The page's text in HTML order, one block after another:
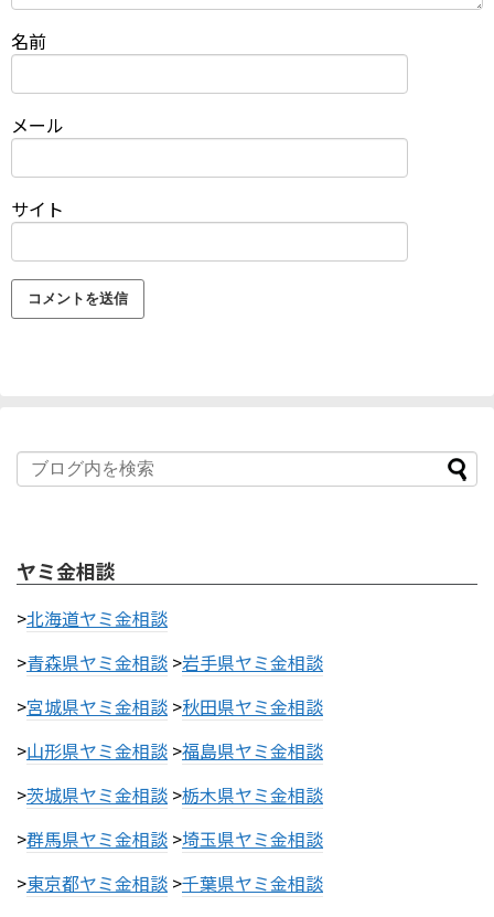
名前
メール
サイト
ヤミ金相談
>北海道ヤミ金相談
>青森県ヤミ金相談 >岩手県ヤミ金相談
>宮城県ヤミ金相談 >秋田県ヤミ金相談
>山形県ヤミ金相談 >福島県ヤミ金相談
>茨城県ヤミ金相談 >栃木県ヤミ金相談
>群馬県ヤミ金相談 >埼玉県ヤミ金相談
>東京都ヤミ金相談 >千葉県ヤミ金相談